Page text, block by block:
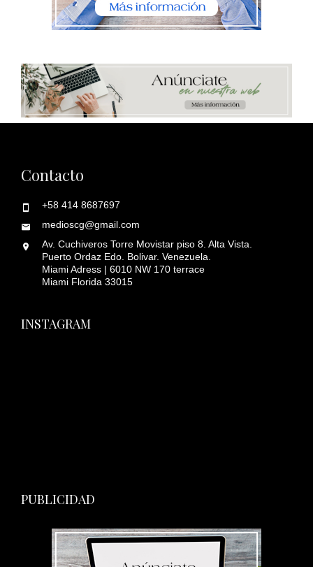
Contacto
+58 414 8687697
medioscg@gmail.com
Av. Cuchiveros Torre Movistar piso 8. Alta Vista.
Puerto Ordaz Edo. Bolivar. Venezuela.
Miami Adress | 6010 NW 170 terrace
Miami Florida 33015
INSTAGRAM
PUBLICIDAD